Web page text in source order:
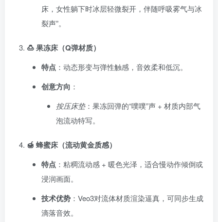
床，女性躺下时冰层轻微裂开，伴随呼吸雾气与冰
裂声”。
🍮 果冻床（Q弹材质）​
特点 ​：动态形变与弹性触感，音效柔和低沉。
创意方向 ​：
按压床垫：果冻回弹的“噗噗”声 + 材质内部气
泡流动特写。
🍯 蜂蜜床（流动黄金质感）​
特点 ​：粘稠流动感 + 暖色光泽，适合慢动作倾倒或
浸润画面。
技术优势 ​：Veo3对流体材质渲染逼真，可同步生成
滴落音效。